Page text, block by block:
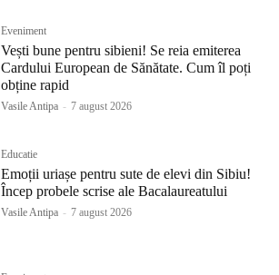
Eveniment
Vești bune pentru sibieni! Se reia emiterea
Cardului European de Sănătate. Cum îl poți
obține rapid
Vasile Antipa - 7 august 2026
Educatie
Emoții uriașe pentru sute de elevi din Sibiu!
Încep probele scrise ale Bacalaureatului
Vasile Antipa - 7 august 2026